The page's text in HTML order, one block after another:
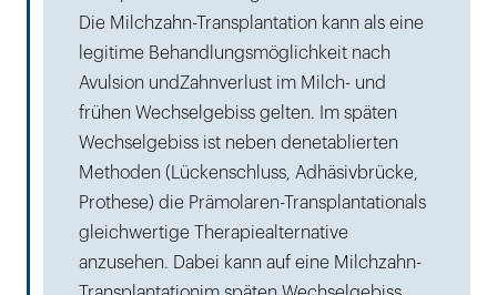
Die Milchzahn-Transplantation kann als eine
legitime Behandlungsmöglichkeit nach
Avulsion undZahnverlust im Milch- und
frühen Wechselgebiss gelten. Im späten
Wechselgebiss ist neben denetablierten
Methoden (Lückenschluss, Adhäsivbrücke,
Prothese) die Prämolaren-Transplantationals
gleichwertige Therapiealternative
anzusehen. Dabei kann auf eine Milchzahn-